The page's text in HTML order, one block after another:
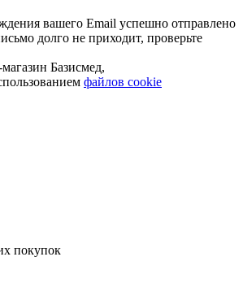
вашего Email успешно отправлено
долго не приходит, проверьте
Базисмед,
файлов cookie
покупок